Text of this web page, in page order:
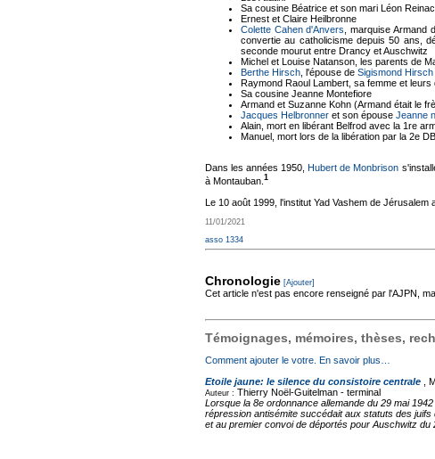
Sa cousine Béatrice et son mari Léon
Ernest et Claire Heilbronne
Colette Cahen d'Anvers
, marquise
convertie au catholicisme depuis 50 ans,
seconde mourut entre Drancy et Auschwitz
Michel et Louise Natanson, les parents de
Berthe Hirsch , l'épouse de Sigismond Hirsch
Raymond Raoul Lambert, sa femme et leurs
Sa cousine Jeanne Montefiore
Armand et Suzanne Kohn (Armand était le
Jacques Helbronner et son épouse Jeanne
Alain, mort en libérant Belfrod avec la 1re
Manuel, mort lors de la libération par la 2e
Dans les années 1950,Hubert de Monbrison
à Montauban. 1
Le 10 août 1999, l'institut Yad Vashem de Jérusalem
11/01/2021
asso 1334
Chronologie [Ajouter]
Cet article n'est pas encore renseigné par l'AJPN,
Témoignages, mémoires, thèses,
Comment ajouter le votre. En savoir plus…
Etoile jaune: le silence du consistoire centrale ,
Auteur : Thierry Noël-Guitelman - terminal
Lorsque la 8e ordonnance allemande du 29 mai
répression antisémite succédait aux statuts des
et au premier convoi de déportés pour Auschwitz